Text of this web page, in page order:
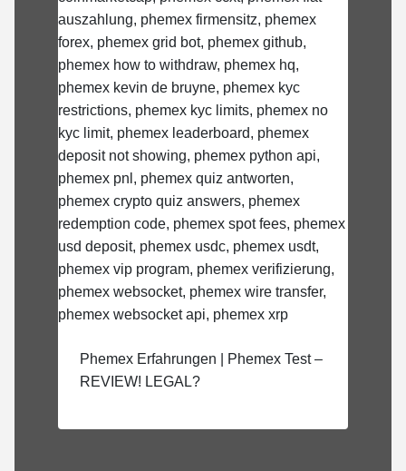
Phemex Erfahrungen | Phemex Test –
REVIEW! LEGAL?